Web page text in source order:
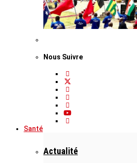
Nous Suivre
Santé
Actualité